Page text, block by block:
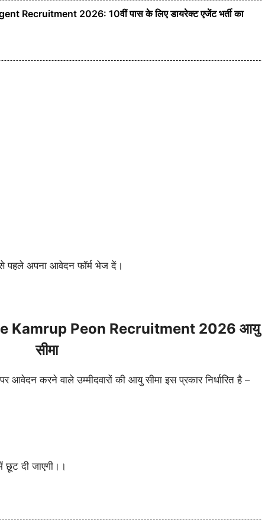
Recruitment 2026: 10वीं पास के लिए डायरेक्ट एजेंट भर्ती का
से पहले अपना आवेदन फॉर्म भेज दें।
Kamrup Peon Recruitment 2026 आयु
सीमा
आवेदन करने वाले उम्मीदवारों की आयु सीमा इस प्रकार निर्धारित है –
छूट दी जाएगी।।